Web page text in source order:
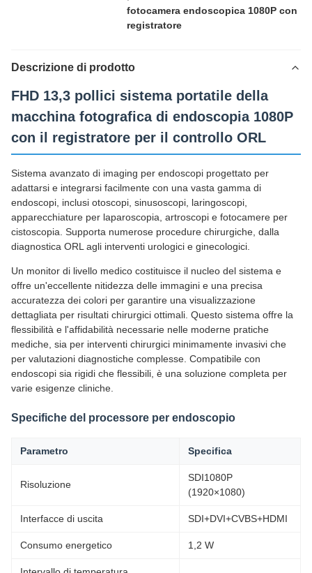
fotocamera endoscopica 1080P con
registratore
Descrizione di prodotto
FHD 13,3 pollici sistema portatile della
macchina fotografica di endoscopia 1080P
con il registratore per il controllo ORL
Sistema avanzato di imaging per endoscopi progettato per
adattarsi e integrarsi facilmente con una vasta gamma di
endoscopi, inclusi otoscopi, sinusoscopi, laringoscopi,
apparecchiature per laparoscopia, artroscopi e fotocamere per
cistoscopia. Supporta numerose procedure chirurgiche, dalla
diagnostica ORL agli interventi urologici e ginecologici.
Un monitor di livello medico costituisce il nucleo del sistema e
offre un'eccellente nitidezza delle immagini e una precisa
accuratezza dei colori per garantire una visualizzazione
dettagliata per risultati chirurgici ottimali. Questo sistema offre la
flessibilità e l'affidabilità necessarie nelle moderne pratiche
mediche, sia per interventi chirurgici minimamente invasivi che
per valutazioni diagnostiche complesse. Compatibile con
endoscopi sia rigidi che flessibili, è una soluzione completa per
varie esigenze cliniche.
Specifiche del processore per endoscopio
Parametro Specifica
Risoluzione
SDI1080P
(1920×1080)
Interfacce di uscita SDI+DVI+CVBS+HDMI
Consumo energetico 1,2 W